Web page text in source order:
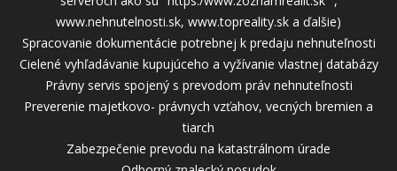
www.nehnutelnosti.sk, www.topreality.sk a ďalšie)
Spracovanie dokumentácie potrebnej k predaju nehnuteľnosti
Cielené vyhľadávanie kupujúceho a vyžívanie vlastnej databázy
Právny servis spojený s prevodom práv nehnuteľnosti
Preverenie majetkovo- právnych vzťahov, vecných bremien a
tiarch
Zabezpečenie prevodu na katastrálnom úrade